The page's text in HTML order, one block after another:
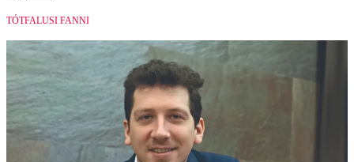
TÓTFALUSI FANNI